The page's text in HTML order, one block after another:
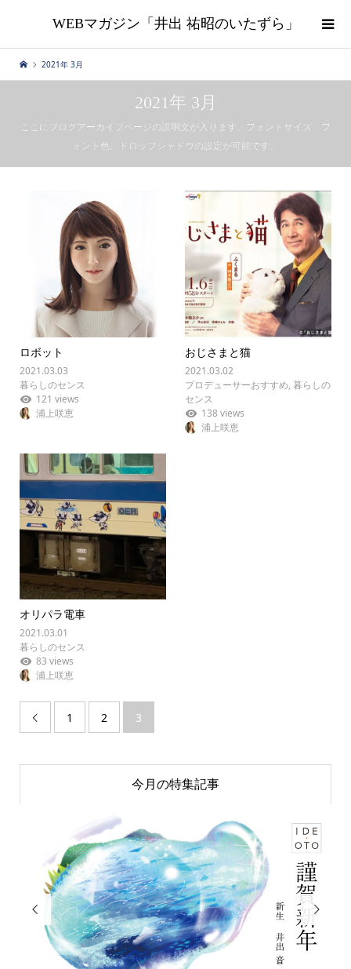
WEBマガジン「井出 祐昭のいたずら」
2021年 3月
2021年 3月
ここにブログアーカイブページの説明文が入ります。フォントサイズ、フ
ォント色、ドロップシャドウの設定が可能です。
ロボット
2021.03.03
暮らしのセンス
121 views
浦上咲恵
おじさまと猫
2021.03.02
プロデューサーおすすめ,暮らしの
センス
138 views
浦上咲恵
オリパラ電車
2021.03.01
暮らしのセンス
83 views
浦上咲恵
 1 2 3
今月の特集記事
 